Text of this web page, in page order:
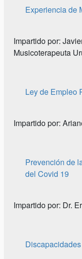
Experiencia de
Impartido por:
Musicoterapeuta
Ley de Empleo
Impartido por:
Prevención de
del Covid 19
Impartido por: Dr.